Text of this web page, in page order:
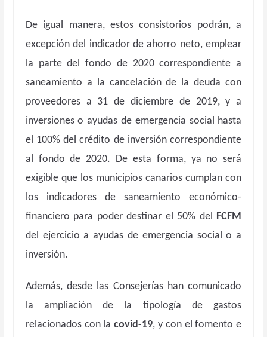
De igual manera, estos consistorios podrán, a
excepción del indicador de ahorro neto, emplear
la parte del fondo de 2020 correspondiente a
saneamiento a la cancelación de la deuda con
proveedores a 31 de diciembre de 2019, y a
inversiones o ayudas de emergencia social hasta
el 100% del crédito de inversión correspondiente
al fondo de 2020. De esta forma, ya no será
exigible que los municipios canarios cumplan con
los indicadores de saneamiento económico-
financiero para poder destinar el 50% del FCFM
del ejercicio a ayudas de emergencia social o a
inversión.
Además, desde las Consejerías han comunicado
la ampliación de la tipología de gastos
relacionados con lacovid-19, y con el fomento e